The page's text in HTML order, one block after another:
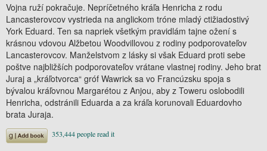
Vojna ruží pokračuje. Nepríčetného kráľa Henricha z rodu
Lancasterovcov vystrieda na anglickom tróne mladý ctižiadostivý
York Eduard. Ten sa napriek všetkým pravidlám tajne ožení s
krásnou vdovou Alžbetou Woodvillovou z rodiny podporovateľov
Lancasterovcov. Manželstvom z lásky si však Eduard proti sebe
poštve najbližších podporovateľov vrátane vlastnej rodiny. Jeho brat
Juraj a „kráľotvorca“ gróf Wawrick sa vo Francúzsku spoja s
bývalou kráľovnou Margarétou z Anjou, aby z Toweru oslobodili
Henricha, odstránili Eduarda a za kráľa korunovali Eduardovho
brata Juraja.